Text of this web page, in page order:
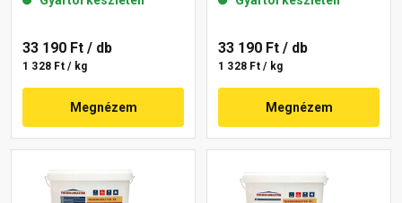
10-C 25 kg
33 190 Ft / db
1 328 Ft / kg
Megnézem
33 190 Ft / db
1 328 Ft / kg
Megnézem